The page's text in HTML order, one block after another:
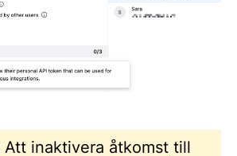
Att inaktivera åtkomst till